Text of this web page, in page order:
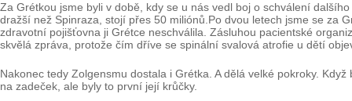
Za Grétkou jsme byli v době, kdy se u nás vedl boj o schválení
dražší než Spinraza, stojí přes 50 miliónů.Po dvou letech jsme se za
zdravotní pojišťovna ji Grétce neschválila. Zásluhou pacientské
skvělá zpráva, protože čím dříve se spinální svalová atrofie u dětí
Nakonec tedy Zolgensmu dostala i Grétka. A dělá velké pokroky.
na zadeček, ale byly to první její krůčky.